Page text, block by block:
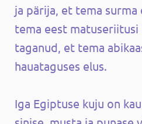
ja pärija, et tema
tema eest matuseriitusi
taganud, et tema
hauataguses elus.
Iga Egiptuse kuju on